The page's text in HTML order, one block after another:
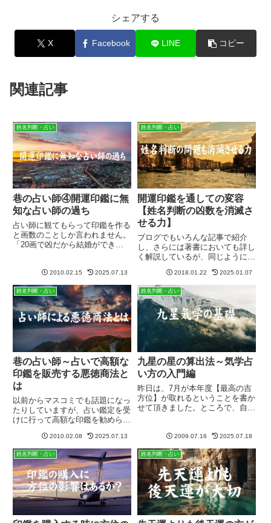
シェアする
X Facebook LINE コピー
関連記事
姓名判断・占い
巷の占い師④開運印鑑に無
知な占い師の過ち
占い師に観てもらって印鑑を作る
と画数のことしか言われません。
「20画で凶だから結婚ができな
うかなーと信用してしまいます
が、ここが問題なのです。何でも
かんでも24画や31画は間違い文
字に...
2010.02.15 2025.07.13
姓名判断・占い
開運印鑑を通しての変容
【姓名判断の凶数を消滅さ
せる力】
ブログでもいろんな記事で紹介
し、さらには著書においても詳し
く解説しているが、同じように質
ログに書かせていただきます。※
著書「印鑑は最強開運ツール」を
読めば、ほぼ質問は沸いてこない
ようになっていますので、まずは
ご...
2018.01.22 2025.01.07
姓名判断・占い
巷の占い師～占いで高額な
印鑑を販売する悪徳商法と
は
以前からマスコミでも話題になっ
たりしていますが、占い鑑定を受
けに行って高額な印鑑を勧められ
です。いわゆる印鑑商法と呼ばれ
るものですが、基本的には占いを
観ることよりも「いかに高額な印
鑑販売に結びつけるか」に執着
し...
2010.02.08 2025.07.13
姓名判断・占い
九星の星の算出法～気学占
い方の入門編
昨日は、7月が本年度【最高の吉
方位】が取れるということを書か
せて頂きました。ところで、自分
ですが、書かせて頂きます。九星
気学の基礎講座占いの世界では、
2/4の立春に始まり、2/3の...
2009.07.16 2025.07.18
姓名判断・占い 姓名判断・占い